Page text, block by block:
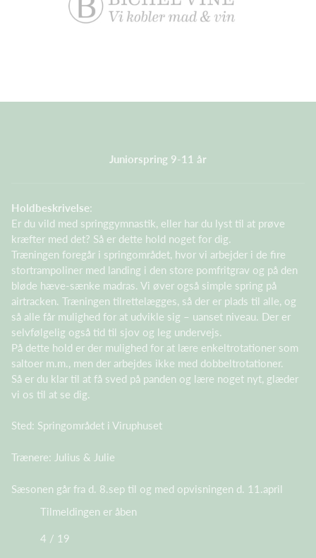
Juniorspring 9-11 år
Holdbeskrivelse:
Er du vild med springgymnastik, eller har du lyst til at prøve
kræfter med det? Så er dette hold noget for dig.
Træningen foregår i springområdet, hvor vi arbejder i de fire
stortrampoliner med landing i den store pomfritgrav og på den
bløde hæve-sænke madras. Vi øver også simple spring på
airtracken. Træningen tilrettelægges, så der er plads til alle, og
så alle får mulighed for at udvikle sig – uanset niveau. Der er
selvfølgelig også tid til sjov og leg undervejs.
På dette hold er der mulighed for at lære enkeltrotationer som
saltoer m.m., men der arbejdes ikke med dobbeltrotationer.
Så er du klar til at få sved på panden og lære noget nyt, glæder
vi os til at se dig.
Sted: Springområdet i Viruphuset
Trænere: Julius & Julie
Sæsonen går fra d. 8.sep til og med opvisningen d. 11.april
Tilmeldingen er åben
4 / 19